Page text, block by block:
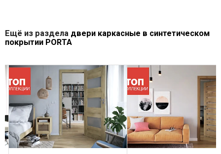
Ещё из раздела двери каркасные в синтетическом
покрытии PORTA